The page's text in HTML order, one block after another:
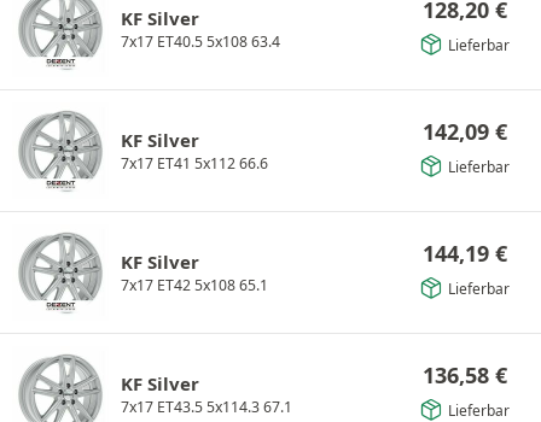
KF Silver
7x17 ET40.5 5x108 63.4
128,20 €
Lieferbar
KF Silver
7x17 ET41 5x112 66.6
142,09 €
Lieferbar
KF Silver
7x17 ET42 5x108 65.1
144,19 €
Lieferbar
KF Silver
7x17 ET43.5 5x114.3 67.1
136,58 €
Lieferbar